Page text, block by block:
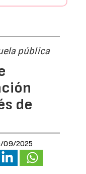
pública
de
09/2025